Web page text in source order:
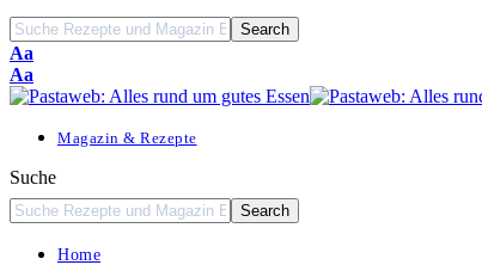
Font
Resizer
Aa
Font
Resizer
Aa
Magazin & Rezepte
Suche
Home